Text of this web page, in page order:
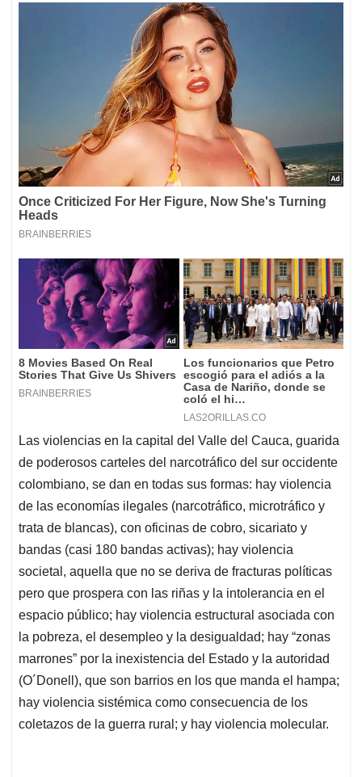
Las violencias en la capital del Valle del Cauca, guarida
de poderosos carteles del narcotráfico del sur occidente
colombiano, se dan en todas sus formas: hay violencia
de las economías ilegales (narcotráfico, microtráfico y
trata de blancas), con oficinas de cobro, sicariato y
bandas (casi 180 bandas activas); hay violencia
societal, aquella que no se deriva de fracturas políticas
pero que prospera con las riñas y la intolerancia en el
espacio público; hay violencia estructural asociada con
la pobreza, el desempleo y la desigualdad; hay “zonas
marrones” por la inexistencia del Estado y la autoridad
(O´Donell), que son barrios en los que manda el hampa;
hay violencia sistémica como consecuencia de los
coletazos de la guerra rural; y hay violencia molecular.